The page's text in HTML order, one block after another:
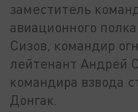
заместитель
авиационного
Сизов, командир
лейтенант Андрей
командира взвода
Донгак.